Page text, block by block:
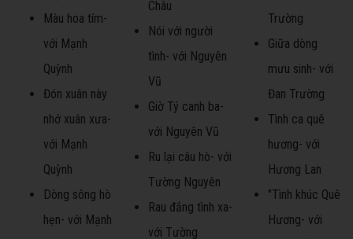
Màu hoa tím-
với Mạnh
Quỳnh
Đón xuân này
nhớ xuân xưa-
với Mạnh
Quỳnh
Dòng sông hò
hẹn- với Mạnh
Châu
Nói với người
tình- với Nguyên
Vũ
Giờ Tý canh ba-
với Nguyên Vũ
Ru lại câu hò- với
Tường Nguyên
Rau đắng tình xa-
với Tường
Trường
Giữa dòng
mưu sinh- với
Đan Trường
Tình ca quê
hương- với
Hương Lan
"Tình khúc Quê
Hương- với